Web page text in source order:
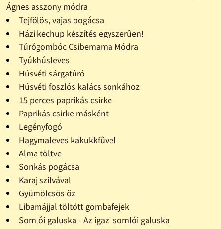
Ágnes asszony módra
Tejfölös, vajas pogácsa
Házi kechup készítés egyszerûen!
Túrógombóc Csibemama Módra
Tyúkhúsleves
Húsvéti sárgatúró
Húsvéti foszlós kalács sonkához
15 perces paprikás csirke
Paprikás csirke másként
Legényfogó
Hagymaleves kakukkfûvel
Alma töltve
Sonkás pogácsa
Karaj szilvával
Gyümölcsös õz
Libamájjal töltött gombafejek
Somlói galuska - Az igazi somlói galuska